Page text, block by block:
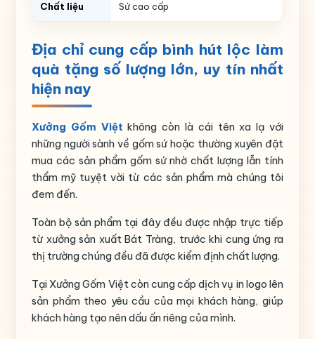
Chất liệu Sứ cao cấp
Họa tiết Bát mã
Thương hiệu
Địa chỉ cung cấp bình hút lộc làm
quà tặng số lượng lớn, uy tín nhất
hiện nay
Xưởng Gốm Việt không còn là cái tên xa lạ với
những người sành về gốm sứ hoặc thường xuyên đặt
mua các sản phẩm gốm sứ nhờ chất lượng lẫn tính
thẩm mỹ tuyệt vời từ các sản phẩm mà chúng tôi
đem đến.
Toàn bộ sản phẩm tại đây đều được nhập trực tiếp
từ xưởng sản xuất Bát Tràng, trước khi cung ứng ra
thị trường chúng đều đã được kiểm định chất lượng.
Tại Xưởng Gốm Việt còn cung cấp dịch vụ in logo lên
sản phẩm theo yêu cầu của mọi khách hàng, giúp
khách hàng tạo nên dấu ấn riêng của mình.